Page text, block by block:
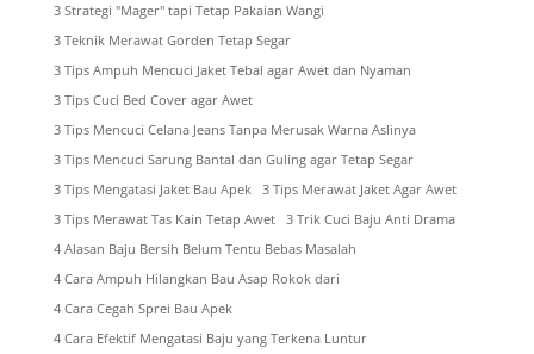
3 Strategi "Mager" tapi Tetap Pakaian Wangi
3 Teknik Merawat Gorden Tetap Segar
3 Tips Ampuh Mencuci Jaket Tebal agar Awet dan Nyaman
3 Tips Cuci Bed Cover agar Awet
3 Tips Mencuci Celana Jeans Tanpa Merusak Warna Aslinya
3 Tips Mencuci Sarung Bantal dan Guling agar Tetap Segar
3 Tips Mengatasi Jaket Bau Apek
3 Tips Merawat Jaket Agar Awet
3 Tips Merawat Tas Kain Tetap Awet
3 Trik Cuci Baju Anti Drama
4 Alasan Baju Bersih Belum Tentu Bebas Masalah
4 Cara Ampuh Hilangkan Bau Asap Rokok dari
4 Cara Cegah Sprei Bau Apek
4 Cara Efektif Mengatasi Baju yang Terkena Luntur